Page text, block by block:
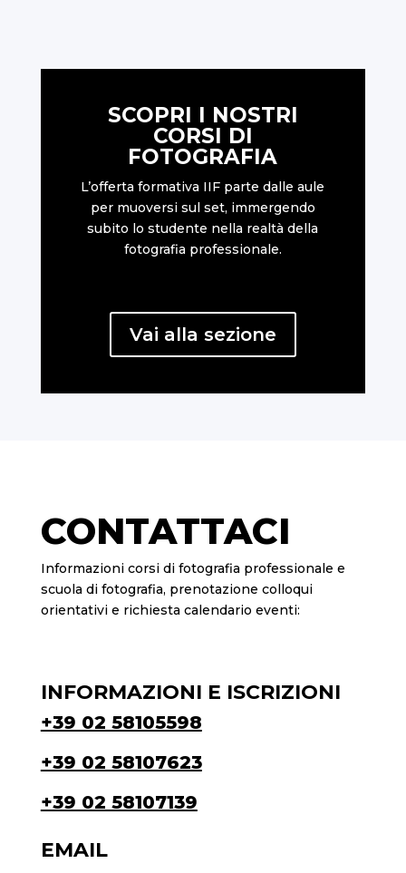
SCOPRI I NOSTRI
CORSI DI
FOTOGRAFIA
L’offerta formativa IIF parte dalle aule
per muoversi sul set, immergendo
subito lo studente nella realtà della
fotografia professionale.
Vai alla sezione
CONTATTACI
Informazioni corsi di fotografia professionale e
scuola di fotografia, prenotazione colloqui
orientativi e richiesta calendario eventi:
INFORMAZIONI E ISCRIZIONI
+39 02 58105598
+39 02 58107623
+39 02 58107139
EMAIL